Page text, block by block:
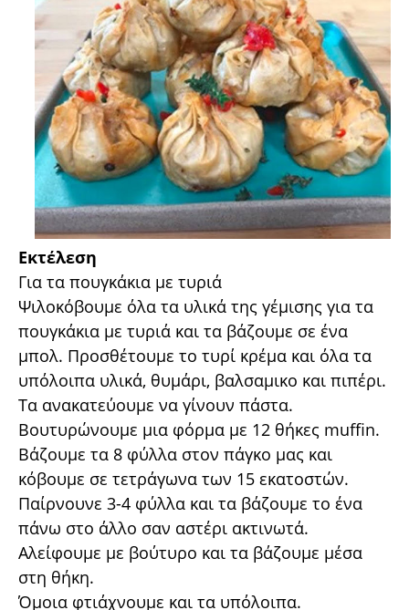
Εκτέλεση
Για τα πουγκάκια με τυριά
Ψιλοκόβουμε όλα τα υλικά της γέμισης για τα
πουγκάκια με τυριά και τα βάζουμε σε ένα
μπολ. Προσθέτουμε το τυρί κρέμα και όλα τα
υπόλοιπα υλικά, θυμάρι, βαλσαμικο και πιπέρι.
Τα ανακατεύουμε να γίνουν πάστα.
Βουτυρώνουμε μια φόρμα με 12 θήκες muffin.
Βάζουμε τα 8 φύλλα στον πάγκο μας και
κόβουμε σε τετράγωνα των 15 εκατοστών.
Παίρνουνε 3-4 φύλλα και τα βάζουμε το ένα
πάνω στο άλλο σαν αστέρι ακτινωτά.
Αλείφουμε με βούτυρο και τα βάζουμε μέσα
στη θήκη.
Όμοια φτιάχνουμε και τα υπόλοιπα.